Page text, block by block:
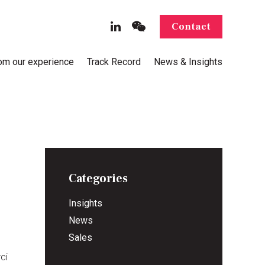
Contact
our experience Track Record News & Insights
Categories
Insights
News
Sales